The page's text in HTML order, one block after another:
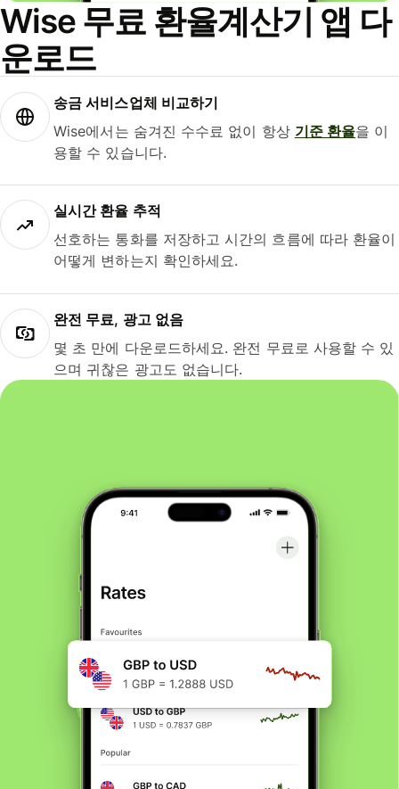
Wise 무료 환율계산기 앱 다
운로드
송금 서비스업체 비교하기
Wise에서는 숨겨진 수수료 없이 항상 기준 환율을 이
용할 수 있습니다.
실시간 환율 추적
선호하는 통화를 저장하고 시간의 흐름에 따라 환율이
어떻게 변하는지 확인하세요.
완전 무료, 광고 없음
몇 초 만에 다운로드하세요. 완전 무료로 사용할 수 있
으며 귀찮은 광고도 없습니다.